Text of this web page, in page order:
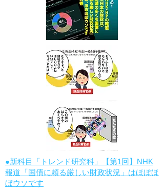
●新科目「トレンド研究科」【第1回】NHK
報道「国債に頼る厳しい財政状況」はほぼほ
ぼウソです